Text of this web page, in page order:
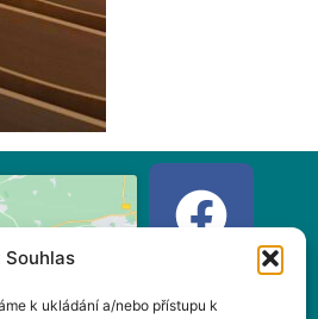
k ukládání a/nebo přístupu k